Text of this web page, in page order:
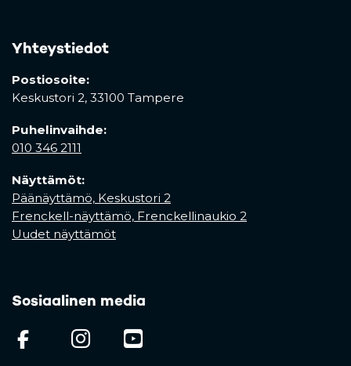
Yhteystiedot
Postiosoite:
Keskustori 2, 33100 Tampere
Puhelinvaihde:
010 346 2111
Näyttämöt:
Päänäyttämö, Keskustori 2
Frenckell-näyttämö, Frenckellinaukio 2
Uudet näyttämöt
Sosiaalinen media
(opens in a new tab)
(opens in a new tab)